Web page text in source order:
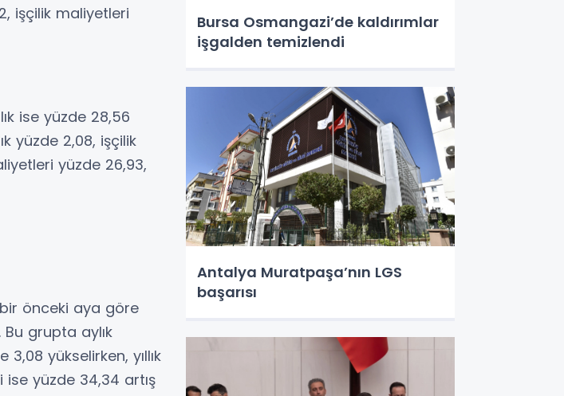
işçilik maliyetleri
ise yüzde 28,56
yüzde 2,08, işçilik
yüzde 26,93,
önceki aya göre
Bu grupta aylık
yükselirken, yıllık
yüzde 34,34 artış
Bursa Osmangazi’de kaldırımlar
işgalden temizlendi
Antalya Muratpaşa’nın LGS
başarısı